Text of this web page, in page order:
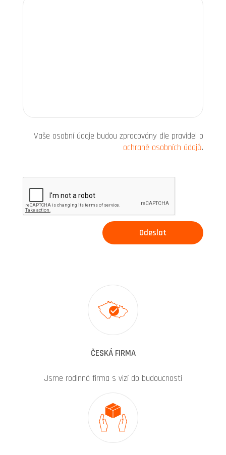
Vaše osobní údaje budou zpracovány dle pravidel o
ochraně osobních údajů.
ČESKÁ FIRMA
Jsme rodinná firma s vizí do budoucnosti